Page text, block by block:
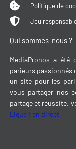
Politique de
Jeu responsable
Qui sommes-nous ?
MediaPronos a été
parieurs passionnés
un site pour les
vous partager nos
partage et réussite,
Ligue 1 en direct